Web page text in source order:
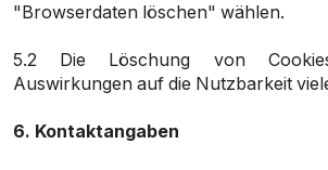
"Browserdaten löschen" wählen.
5.2 Die Löschung von
Auswirkungen auf die Nutzbarkeit
6. Kontaktangaben